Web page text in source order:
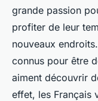
grande passion
profiter de leur
nouveaux
connus pour être
aiment découvrir
effet, les Français